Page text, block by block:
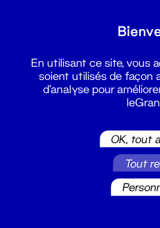
Grand T :
En utilisant ce site, vous
soient utilisés de façon
d'analyse pour
OK, tout
Tout